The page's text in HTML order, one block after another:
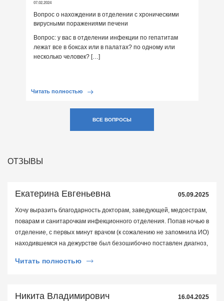
07.02.2024
Вопрос о нахождении в отделении с хроническими
вирусными поражениями печени
Вопрос: у вас в отделении инфекции по гепатитам
лежат все в боксах или в палатах? по одному или
несколько человек? […]
Читать полностью
ВСЕ ВОПРОСЫ
ОТЗЫВЫ
Екатерина Евгеньевна 05.09.2025
Хочу выразить благодарность докторам, заведующей, медсестрам,
поварам и санитарочкам инфекционного отделения. Попав ночью в
отделение, с первых минут врачом (к сожалению не запомнила ИО)
находившемся на дежурстве был безошибочно поставлен диагноз,
Спасибо огромное за внимательное и чуткое отношение лечащего
передать словами( кому-то поставили систему, рука разболелась,
Читать полностью
Никита Владимирович 16.04.2025